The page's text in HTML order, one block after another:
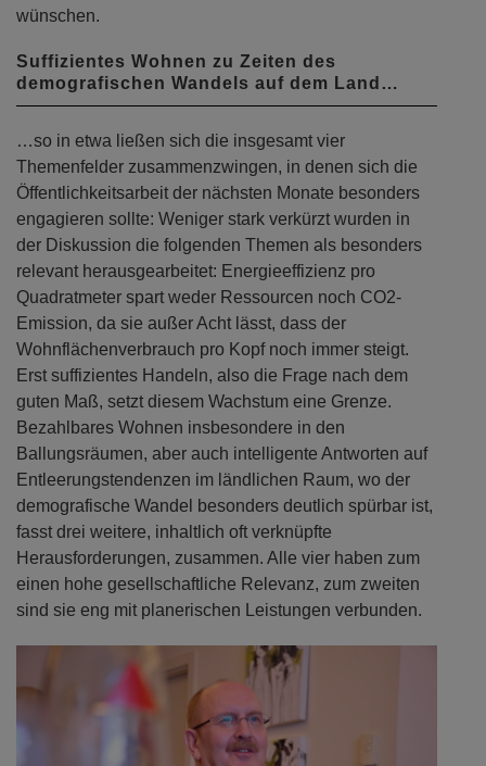
wünschen.
Suffizientes Wohnen zu Zeiten des
demografischen Wandels auf dem Land…
…so in etwa ließen sich die insgesamt vier
Themenfelder zusammenzwingen, in denen sich die
Öffentlichkeitsarbeit der nächsten Monate besonders
engagieren sollte: Weniger stark verkürzt wurden in
der Diskussion die folgenden Themen als besonders
relevant herausgearbeitet: Energieeffizienz pro
Quadratmeter spart weder Ressourcen noch CO2-
Emission, da sie außer Acht lässt, dass der
Wohnflächenverbrauch pro Kopf noch immer steigt.
Erst suffizientes Handeln, also die Frage nach dem
guten Maß, setzt diesem Wachstum eine Grenze.
Bezahlbares Wohnen insbesondere in den
Ballungsräumen, aber auch intelligente Antworten auf
Entleerungstendenzen im ländlichen Raum, wo der
demografische Wandel besonders deutlich spürbar ist,
fasst drei weitere, inhaltlich oft verknüpfte
Herausforderungen, zusammen. Alle vier haben zum
einen hohe gesellschaftliche Relevanz, zum zweiten
sind sie eng mit planerischen Leistungen verbunden.